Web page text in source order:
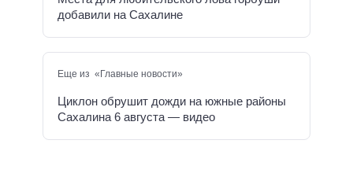
добавили на Сахалине
Еще из «Главные новости»
Циклон обрушит дожди на южные районы
Сахалина 6 августа — видео